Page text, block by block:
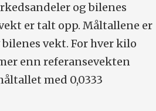
og bilenes
er talt opp. Måltallene er
vekt. For hver kilo
enn referansevekten
med 0,0333